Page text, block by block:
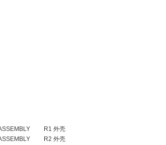
R1 外壳
R2 外壳